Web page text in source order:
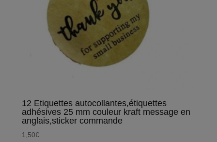
12 Etiquettes autocollantes,étiquettes
adhésives 25 mm couleur kraft message en
anglais,sticker commande
1,50€